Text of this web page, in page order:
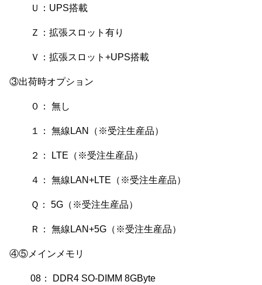
Ｕ：UPS搭載
Ｚ：拡張スロット有り
Ｖ：拡張スロット+UPS搭載
③出荷時オプション
０： 無し
１： 無線LAN（※受注生産品）
２： LTE（※受注生産品）
４： 無線LAN+LTE（※受注生産品）
Ｑ： 5G（※受注生産品）
Ｒ： 無線LAN+5G（※受注生産品）
④⑤メインメモリ
08： DDR4 SO-DIMM 8GByte